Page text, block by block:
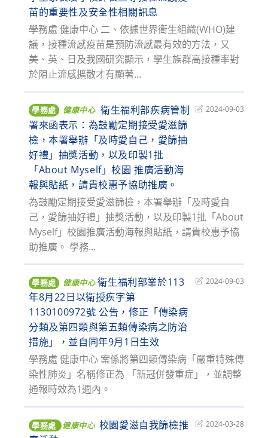
苗的重要性及安全性相關訊息
學務處 健康中心 二、依據世界衛生組織(WHO)建
議，接種流感疫苗是預防流感最有效的方法，又
美、英、日及我國研究顯示，學生族群高接種率對
於阻止流感擴散才有顯著...
學務處 健康中心 衛生福利部疾病管制
署來函表示：為鼓勵定期接受愛滋篩
檢，本署舉辦「及時愛自己，愛篩抽
好禮」抽獎活動，以及印製1批
「About Myself」校園 推廣活動海
報與貼紙，請貴校惠予協助推廣。
Post2024-09-03
為鼓勵定期接受愛滋篩檢，本署舉辦「及時愛自
己，愛篩抽好禮」抽獎活動，以及印製1批「About
Myself」校園推廣活動海報與貼紙，請貴校惠予協
助推廣。 學務...
學務處 健康中心 衛生福利部業於113
年8月22日以衛授疾字第
1130100972號 公告，修正「傳染病
分類及第四類與第五類傳染病之防治
措施」，並自同年9月1日生效
Post2024-09-03
學務處 健康中心 案係將第四類傳染病「嚴重特殊傳
染性肺炎」名稱修正為 「新冠併發重症」，並調整
通報時效為1週內。
學務處 健康中心 校園愛滋自我篩檢推
Post2024-03-28